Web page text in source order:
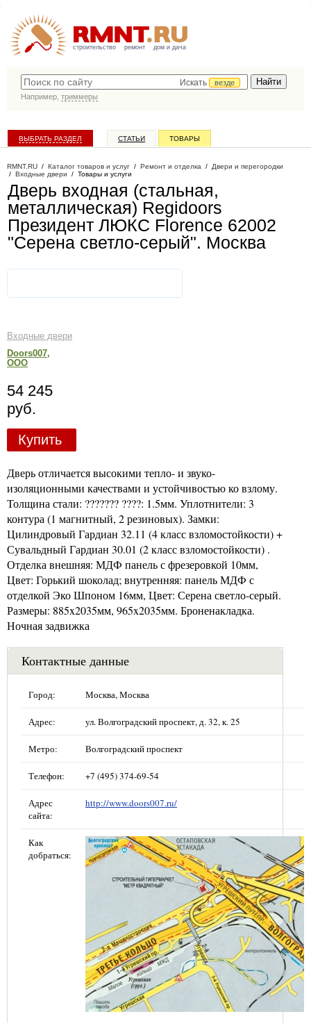
строительство ремонт дом и дача
Искать
везде
Например, триммеры
ВЫБРАТЬ РАЗДЕЛ СТАТЬИ ТОВАРЫ
RMNT.RU / Каталог товаров и услуг / Ремонт и отделка / Двери и перегородки
/ Входные двери / Товары и услуги
Дверь входная (стальная,
металлическая) Regidoors
Президент ЛЮКС Florence 62002
"Серена светло-серый". Москва
Входные двери
Doors007,
ООО
54 245
руб.
Купить
Дверь отличается высокими тепло- и звуко-
изоляционными качествами и устойчивостью ко взлому.
Толщина стали: ??????? ????: 1.5мм. Уплотнители: 3
контура (1 магнитный, 2 резиновых). Замки:
Цилиндровый Гардиан 32.11 (4 класс взломостойкости) +
Сувальдный Гардиан 30.01 (2 класс взломостойкости) .
Отделка внешняя: МДФ панель с фрезеровкой 10мм,
Цвет: Горький шоколад; внутренняя: панель МДФ с
отделкой Эко Шпоном 16мм, Цвет: Серена светло-серый.
Размеры: 885x2035мм, 965x2035мм. Броненакладка.
Ночная задвижка
Контактные данные
Город: Москва, Москва
Адрес: ул. Волгоградский проспект, д. 32, к. 25
Метро: Волгоградский проспект
Телефон: +7 (495) 374-69-54
Адрес
сайта:
http://www.doors007.ru/
Как
добраться: